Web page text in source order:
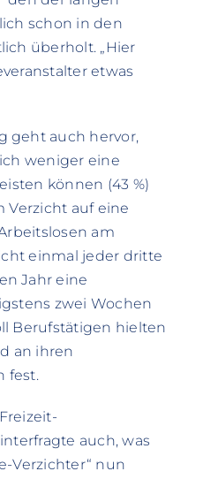
schon in den
überholt. „Hier
etwas
geht auch hervor,
weniger eine
können (43 %)
Verzicht auf eine
am
einmal jeder dritte
Jahr eine
zwei Wochen
Berufstätigen hielten
an ihren
fest.
auch, was
Verzichter“ nun